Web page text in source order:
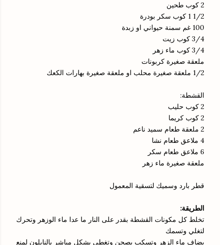
2 كوب طحين
1/2 1 كوب سكر بودرة
100 غم سمنة حيواني او زبدة
3/4 كوب زيت
3/4 كوب ماء زهر
ملعقة صغيرة كربونات
1/2 ملعقة صغيرة محلب او ملعقة صغيرة بهارات الكعك
القشطة:
2 كوب حليب
2 كوب كريما
2 ملعقة طعام سميد ناعم
4 ملاعق طعام نشا
6 ملاعق طعام سكر
ملعقة صغيرة ماء زهر
قطر بارد وسميك لتسقية المعمول
الطريقة:
تخلط كل مكونات القشطة بقدر على النار ما عدا ماء الوزهر وتحرك
لتغلي وتسمك
يضاف ماء الزهر وتسكب بصحن وتغطى بشكل مباشر بالنايلون لمنع